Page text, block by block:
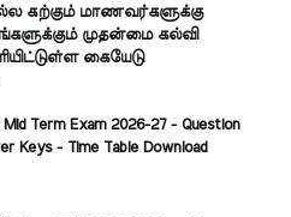
கற்கும் மாணவர்களுக்கு
முதன்மை கல்வி
கையேடு
Mid Term Exam 2026-27 - Question
Keys - Time Table Download